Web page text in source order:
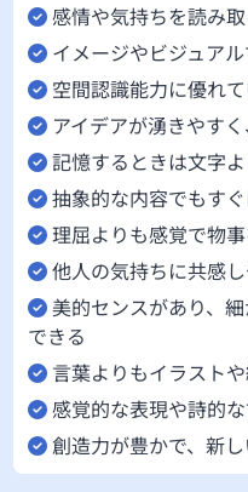
感情や気持ちを読み
イメージやビジュア
空間認識能力に優れ
アイデアが湧きやす
記憶するときは文字
抽象的な内容でもす
理屈よりも感覚で物
他人の気持ちに共感
美的センスがあり、
できる
言葉よりもイラスト
感覚的な表現や詩的
創造力が豊かで、新